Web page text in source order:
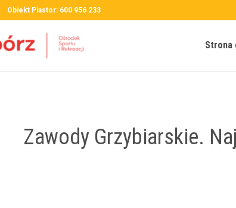
Piastor: 600 956 233
Strona
Zawody Grzybiarskie.